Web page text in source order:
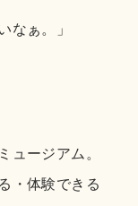
なぁ。」
ュージアム。
・体験できる